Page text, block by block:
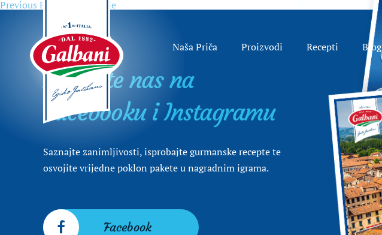
Naša Priča Proizvodi Recepti Blog
Navigacija
objava
Previous Previous
post:
Frappole i Fritelle
Posjetite nas na
Facebooku i Instagramu
Saznajte zanimljivosti, isprobajte gurmanske recepte te
osvojite vrijedne poklon pakete u nagradnim igrama.
Facebook